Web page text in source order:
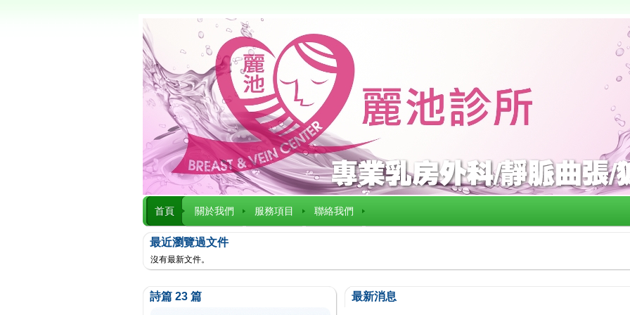
首頁 關於我們 服務項目 聯絡我們
最近瀏覽過文件
沒有最新文件。
詩篇 23 篇 最新消息